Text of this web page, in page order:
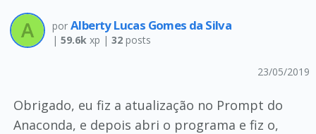
por Alberty Lucas Gomes da Silva
| 59.6kxp | 32posts
23/05/2019
Obrigado, eu fiz a atualização no Prompt do
Anaconda, e depois abri o programa e fiz o,